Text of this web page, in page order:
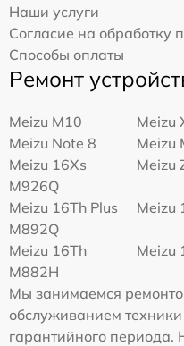
Наши услуги
Согласие на обработку
Способы оплаты
Ремонт
Meizu M10
Meizu
Meizu Note 8
Meizu
Meizu 16Xs
M926Q
Meizu
Meizu 16Th Plus
M892Q
Meizu
Meizu 16Th
M882H
Meizu
Мы занимаемся
обслуживанием
гарантийного периода.